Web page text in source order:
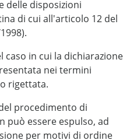
delle disposizioni
di cui all'articolo 12 del
caso in cui la dichiarazione
nei termini
rigettata.
procedimento di
può essere espulso, ad
per motivi di ordine